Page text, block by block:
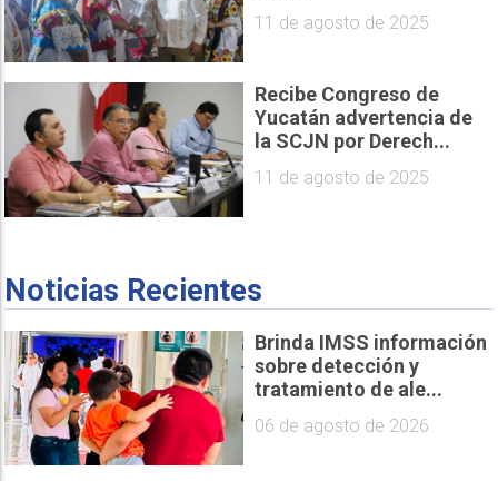
11 de agosto de 2025
Recibe Congreso de
Yucatán advertencia de
la SCJN por Derech...
11 de agosto de 2025
Noticias Recientes
Brinda IMSS información
sobre detección y
tratamiento de ale...
06 de agosto de 2026